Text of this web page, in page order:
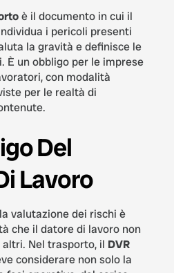
è il documento in cui il
i pericoli presenti
la gravità e definisce le
È un obbligo per le imprese
con modalità
per le realtà di
Del
Lavoro
valutazione dei rischi è
che il datore di lavoro non
Nel trasporto, il DVR
considerare non solo la